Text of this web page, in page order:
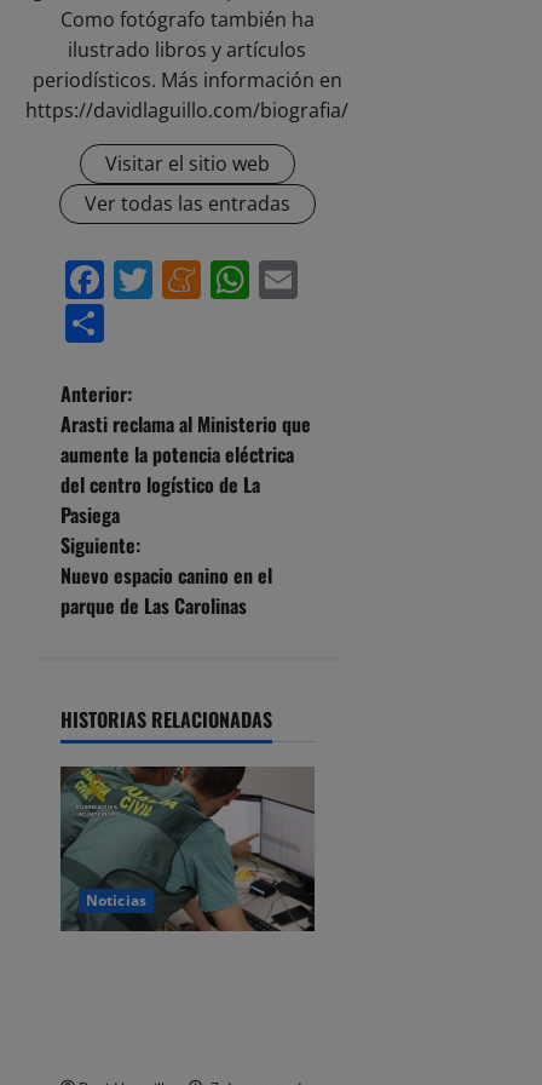
Como fotógrafo también ha
ilustrado libros y artículos
periodísticos. Más información en
https://davidlaguillo.com/biografia/
Visitar el sitio web
Ver todas las entradas
Facebook
Twitter
Meneame
WhatsApp
N
a
v
e
g
c
i
ó
n
d
Anterior:
Arasti reclama al Ministerio que
aumente la potencia eléctrica
del centro logístico de La
Pasiega
Siguiente:
Nuevo espacio canino en el
parque de Las Carolinas
HISTORIAS RELACIONADAS
Noticias